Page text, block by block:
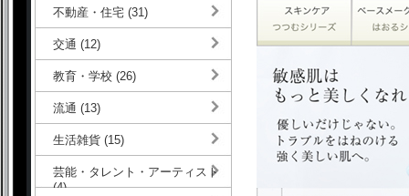
不動産・住宅 (31)
交通 (12)
教育・学校 (26)
流通 (13)
生活雑貨 (15)
芸能・タレント・アーティスト
(4)